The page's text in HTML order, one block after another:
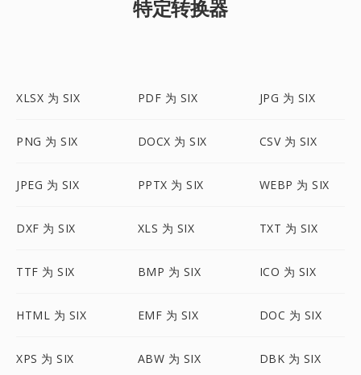
特定转换器
XLSX 为 SIX PDF 为 SIX JPG 为 SIX
PNG 为 SIX DOCX 为 SIX CSV 为 SIX
JPEG 为 SIX PPTX 为 SIX WEBP 为 SIX
DXF 为 SIX XLS 为 SIX TXT 为 SIX
TTF 为 SIX BMP 为 SIX ICO 为 SIX
HTML 为 SIX EMF 为 SIX DOC 为 SIX
XPS 为 SIX ABW 为 SIX DBK 为 SIX